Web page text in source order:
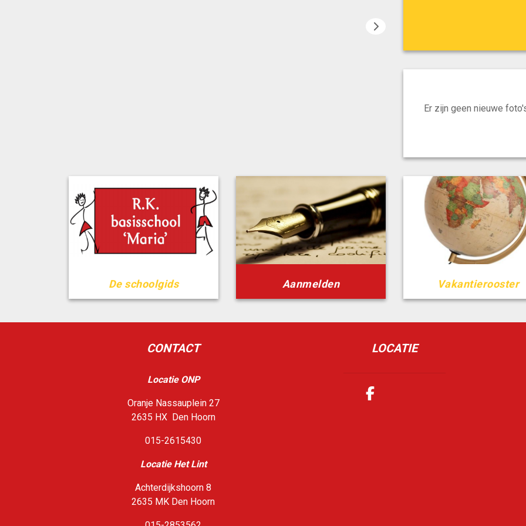
Er zijn geen nieuwe
De schoolgids Aanmelden Vakantierooster
CONTACT
Locatie ONP
Oranje Nassauplein 27
2635 HX Den Hoorn
015-2615430
Locatie Het Lint
Achterdijkshoorn 8
2635 MK Den Hoorn
LOCATIE